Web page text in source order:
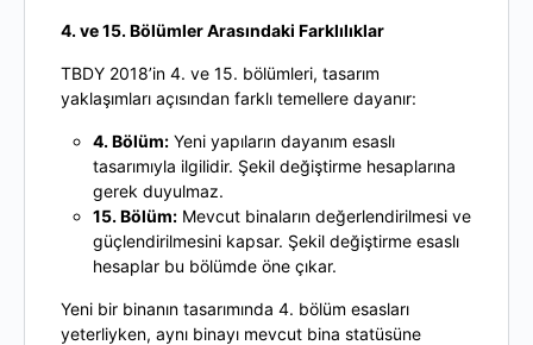
4. ve 15. Bölümler Arasındaki Farklılıklar
TBDY 2018’in 4. ve 15. bölümleri, tasarım
yaklaşımları açısından farklı temellere dayanır:
4. Bölüm: Yeni yapıların dayanım esaslı
tasarımıyla ilgilidir. Şekil değiştirme hesaplarına
gerek duyulmaz.
15. Bölüm: Mevcut binaların değerlendirilmesi ve
güçlendirilmesini kapsar. Şekil değiştirme esaslı
hesaplar bu bölümde öne çıkar.
Yeni bir binanın tasarımında 4. bölüm esasları
yeterliyken, aynı binayı mevcut bina statüsüne